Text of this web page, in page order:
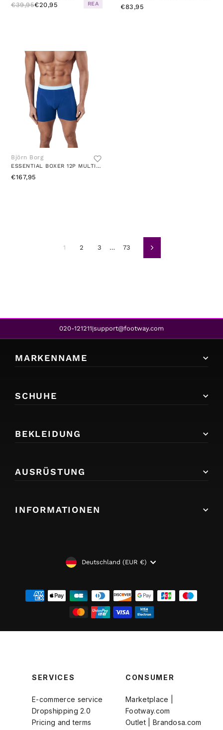
€39,95€20,95 REA €83,95
Björn Borg
ESSENTIAL BOXER 12P MULTIPACK 2
€167,95
1 2 3 … 73 Weiter
020-121211|support@footway.com
MARKENNAME
SCHUHE
BEKLEIDUNG
AUSRÜSTUNG
INFORMATIONEN
WÄHRUNG
Deutschland (EUR €)
SERVICES
E-commerce service
Dropshipping 2.0
Pricing and terms
CONSUMER
Marketplace |
Footway.com
Outlet | Brandosa.com